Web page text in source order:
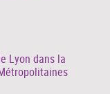
Lyon dans la